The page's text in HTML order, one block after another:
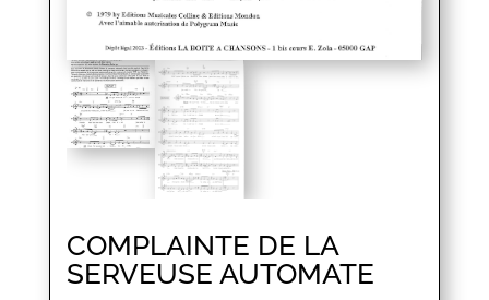
COMPLAINTE DE LA
SERVEUSE AUTOMATE